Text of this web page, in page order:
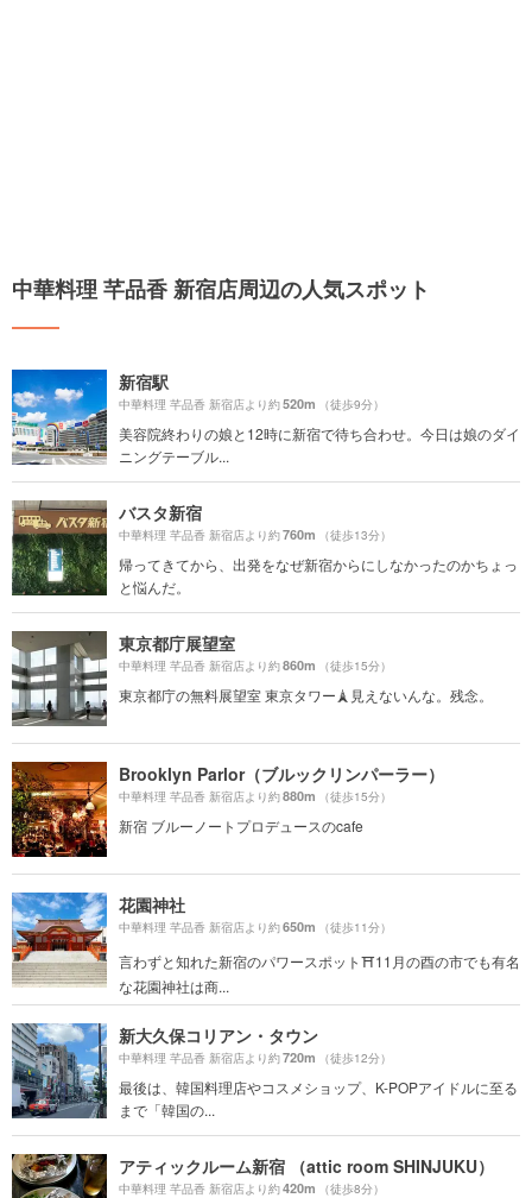
中華料理 芊品香 新宿店周辺の人気スポット
新宿駅
中華料理 芊品香 新宿店より約520m （徒歩9分）
美容院終わりの娘と12時に新宿で待ち合わせ。今日は娘のダイ
ニングテーブル...
バスタ新宿
中華料理 芊品香 新宿店より約760m （徒歩13分）
帰ってきてから、出発をなぜ新宿からにしなかったのかちょっ
と悩んだ。
東京都庁展望室
中華料理 芊品香 新宿店より約860m （徒歩15分）
東京都庁の無料展望室 東京タワー🗼見えないんな。残念。
Brooklyn Parlor（ブルックリンパーラー）
中華料理 芊品香 新宿店より約880m （徒歩15分）
新宿 ブルーノートプロデュースのcafe
花園神社
中華料理 芊品香 新宿店より約650m （徒歩11分）
言わずと知れた新宿のパワースポット⛩11月の酉の市でも有名
な花園神社は商...
新大久保コリアン・タウン
中華料理 芊品香 新宿店より約720m （徒歩12分）
最後は、韓国料理店やコスメショップ、K-POPアイドルに至る
まで「韓国の...
アティックルーム新宿 （attic room SHINJUKU）
中華料理 芊品香 新宿店より約420m （徒歩8分）